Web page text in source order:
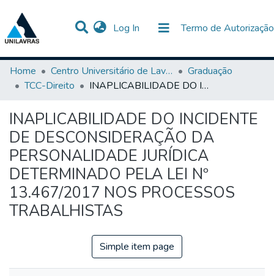
Log In (current) Termo de Autorização
Communities & Collections
Statistics
All of DSpace
Home
Centro Universitário de Lavras-UNILAVRAS
Graduação
TCC-Direito
INAPLICABILIDADE DO INCIDENTE DE DESCONSIDERAÇÃO DA PERSONALIDADE JURÍDICA DETERMINADO PELA LEI Nº 13.467/2017 NOS PROCESSOS TRABALHISTAS
INAPLICABILIDADE DO INCIDENTE
DE DESCONSIDERAÇÃO DA
PERSONALIDADE JURÍDICA
DETERMINADO PELA LEI Nº
13.467/2017 NOS PROCESSOS
TRABALHISTAS
Simple item page